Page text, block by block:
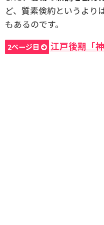
ど、質素倹約というより
もあるのです。
2ページ目 江戸後期「